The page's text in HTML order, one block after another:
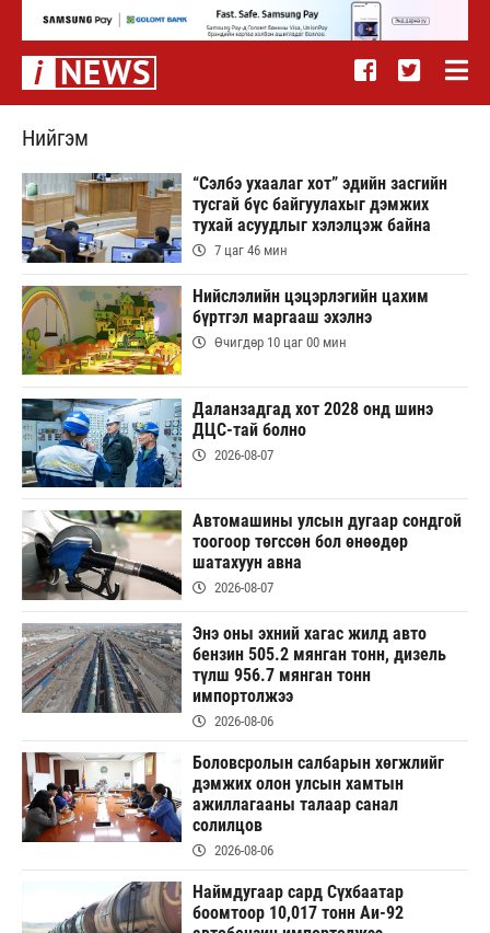
Нийгэм
“Сэлбэ ухаалаг хот” эдийн засгийн
тусгай бүс байгуулахыг дэмжих
тухай асуудлыг хэлэлцэж байна
7 цаг 46 мин
Нийслэлийн цэцэрлэгийн цахим
бүртгэл маргааш эхэлнэ
Өчигдөр 10 цаг 00 мин
Даланзадгад хот 2028 онд шинэ
ДЦС-тай болно
2026-08-07
Автомашины улсын дугаар сондгой
тоогоор төгссөн бол өнөөдөр
шатахуун авна
2026-08-07
Энэ оны эхний хагас жилд авто
бензин 505.2 мянган тонн, дизель
түлш 956.7 мянган тонн
импортолжээ
2026-08-06
Боловсролын салбарын хөгжлийг
дэмжих олон улсын хамтын
ажиллагааны талаар санал
солилцов
2026-08-06
Наймдугаар сард Сүхбаатар
боомтоор 10,017 тонн Аи-92